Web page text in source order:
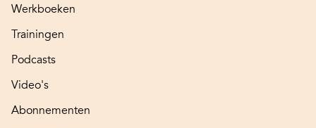
Werkboeken
Trainingen
Podcasts
Video's
Abonnementen